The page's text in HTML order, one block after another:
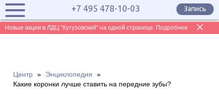
Новые акции в ЛДЦ "Кутузовский" на одной странице. Подробнее
+7 495 478-10-03 Запись
Центр » Энциклопедия
»
Какие коронки лучше ставить на передние зубы?